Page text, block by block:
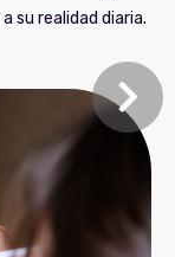
su realidad diaria.